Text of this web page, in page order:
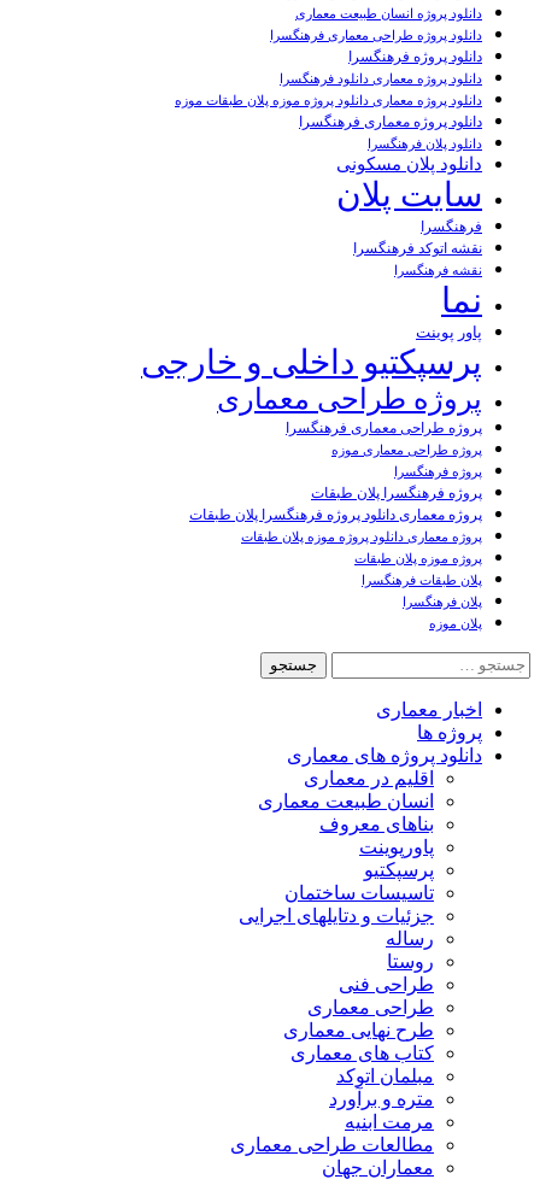
دانلود پروژه انسان طبیعت معماری
دانلود پروژه طراحی معماری فرهنگسرا
دانلود پروژه فرهنگسرا
دانلود پروژه معماری دانلود فرهنگسرا
دانلود پروژه معماری دانلود پروژه موزه پلان طبقات موزه
دانلود پروژه معماری فرهنگسرا
دانلود پلان فرهنگسرا
دانلود پلان مسکونی
سایت پلان
فرهنگسرا
نقشه اتوکد فرهنگسرا
نقشه فرهنگسرا
نما
پاور پوینت
پرسپکتیو داخلی و خارجی
پروژه طراحی معماری
پروژه طراحی معماری فرهنگسرا
پروژه طراحی معماری موزه
پروژه فرهنگسرا
پروژه فرهنگسرا پلان طبقات
پروژه معماری دانلود پروژه فرهنگسرا پلان طبقات
پروژه معماری دانلود پروژه موزه پلان طبقات
پروژه موزه پلان طبقات
پلان طبقات فرهنگسرا
پلان فرهنگسرا
پلان موزه
جستجو
برای:
اخبار معماری
پروژه ها
دانلود پروژه های معماری
اقلیم در معماری
انسان طبیعت معماری
بناهای معروف
پاورپوینت
پرسپکتیو
تاسیسات ساختمان
جزئیات و دتایلهای اجرایی
رساله
روستا
طراحی فنی
طراحی معماری
طرح نهایی معماری
کتاب های معماری
مبلمان اتوکد
متره و برآورد
مرمت ابنیه
مطالعات طراحی معماری
معماران جهان